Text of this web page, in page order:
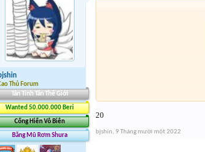
Thủ Forum
Tân Tinh Tân Thế Giới
Wanted 50.000.000 Beri
Cống Hiến Vô Biên
Băng Mũ Rơm Shura
20
bjshin, 9 Tháng mười một 2022